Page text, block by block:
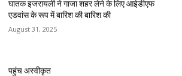
घातक इजरायली ने गाजा शहर लेने के लिए आईडीएफ
एडवांस के रूप में बारिश की बारिश की
August 31, 2025
पहुंच अस्वीकृत